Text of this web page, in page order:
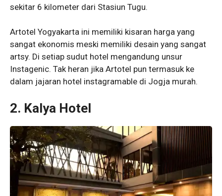
sekitar 6 kilometer dari Stasiun Tugu.
Artotel Yogyakarta ini memiliki kisaran harga yang
sangat ekonomis meski memiliki desain yang sangat
artsy. Di setiap sudut hotel mengandung unsur
Instagenic. Tak heran jika Artotel pun termasuk ke
dalam jajaran hotel instagramable di Jogja murah.
2. Kalya Hotel